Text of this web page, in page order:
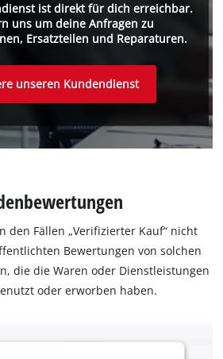
ist direkt für dich erreichbar.
uns um deine Anfragen zu
Ersatzteilen und Reparaturen.
unseren Kundendienst
den Fällen „Verifizierter Kauf“ nicht
Bewertungen von solchen
die die Waren oder Dienstleistungen
oder erworben haben.